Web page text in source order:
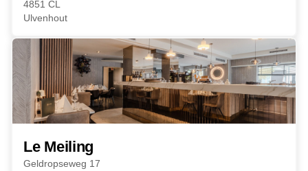
4851 CL
Ulvenhout
Le Meiling
Geldropseweg 17